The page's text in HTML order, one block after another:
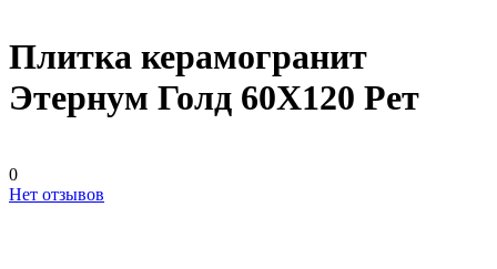
Плитка керамогранит
Этернум Голд 60X120 Рет
0
Нет отзывов